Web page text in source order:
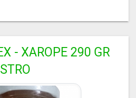
- XAROPE 290 GR